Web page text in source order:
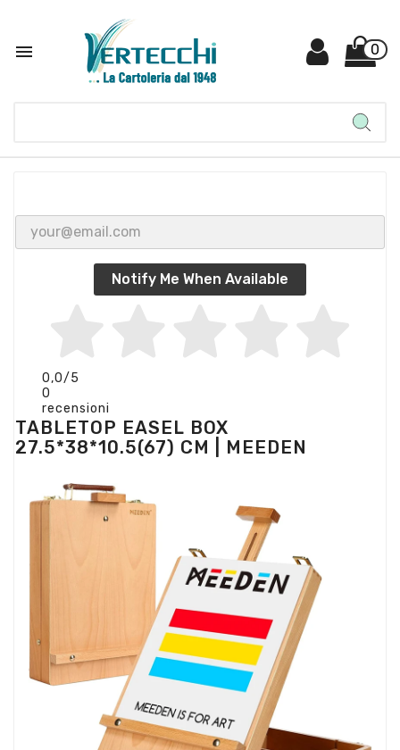
 0
Notify Me When Available
0,0/5
0
recensioni
TABLETOP EASEL BOX
27.5*38*10.5(67) CM | MEEDEN